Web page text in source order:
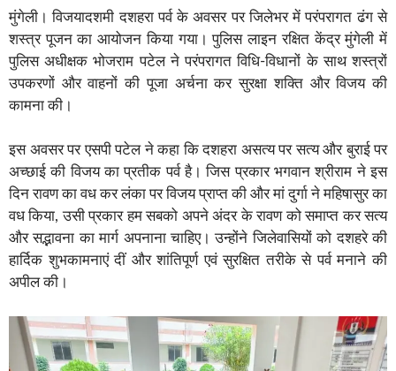
मुंगेली। विजयादशमी दशहरा पर्व के अवसर पर जिलेभर में परंपरागत ढंग से
शस्त्र पूजन का आयोजन किया गया। पुलिस लाइन रक्षित केंद्र मुंगेली में
पुलिस अधीक्षक भोजराम पटेल ने परंपरागत विधि-विधानों के साथ शस्त्रों
उपकरणों और वाहनों की पूजा अर्चना कर सुरक्षा शक्ति और विजय की
कामना की।
इस अवसर पर एसपी पटेल ने कहा कि दशहरा असत्य पर सत्य और बुराई पर
अच्छाई की विजय का प्रतीक पर्व है। जिस प्रकार भगवान श्रीराम ने इस
दिन रावण का वध कर लंका पर विजय प्राप्त की और मां दुर्गा ने महिषासुर का
वध किया, उसी प्रकार हम सबको अपने अंदर के रावण को समाप्त कर सत्य
और सद्भावना का मार्ग अपनाना चाहिए। उन्होंने जिलेवासियों को दशहरे की
हार्दिक शुभकामनाएं दीं और शांतिपूर्ण एवं सुरक्षित तरीके से पर्व मनाने की
अपील की।